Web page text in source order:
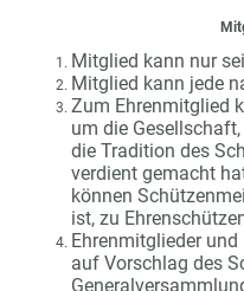
Mitglied kann nur
Mitglied kann jede
Zum Ehrenmitglied
um die
die Tradition des
verdient gemacht
können
ist, zu
Ehrenmitglieder
auf Vorschlag des